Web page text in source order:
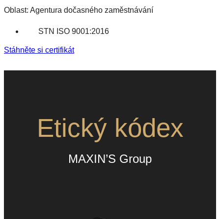
Oblast: Agentura dočasného zaměstnávání
STN ISO 9001:2016
Stáhněte si certifikát
Etický kódex
MAXIN’S Group